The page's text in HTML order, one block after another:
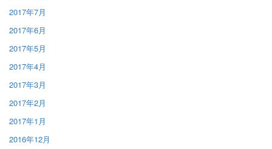
2017年7月
2017年6月
2017年5月
2017年4月
2017年3月
2017年2月
2017年1月
2016年12月